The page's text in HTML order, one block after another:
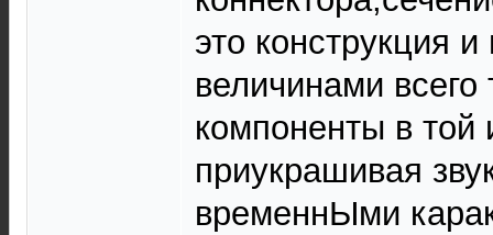
это конструкция
величинами всего
компоненты в той
приукрашивая
временнЫми